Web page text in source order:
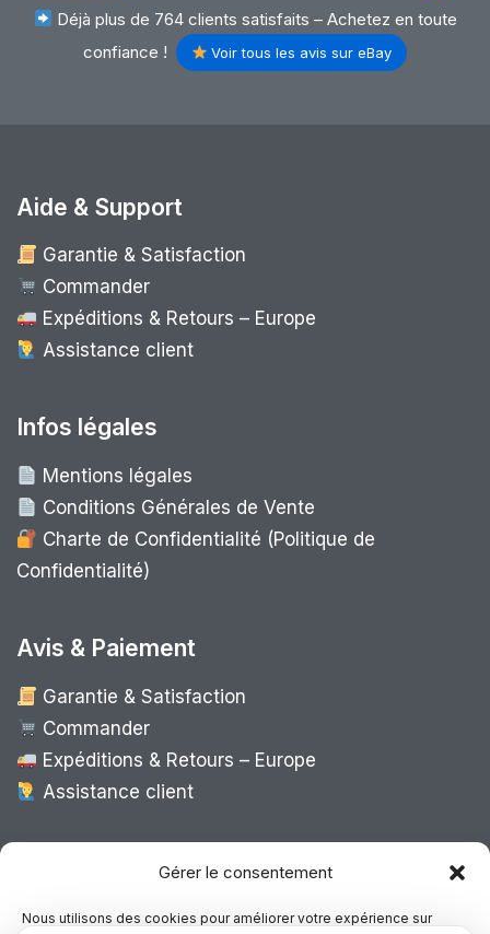
Gérer le consentement
Nous utilisons des cookies pour améliorer votre expérience sur
Déjà plus de 764 clients satisfaits – Achetez en toute
confiance !
Voir tous les avis sur eBay
Aide & Support
Garantie & Satisfaction
Commander
Expéditions & Retours – Europe
Assistance client
Infos légales
Mentions légales
Conditions Générales de Vente
Charte de Confidentialité (Politique de
Confidentialité)
Avis & Paiement
Garantie & Satisfaction
Commander
Expéditions & Retours – Europe
Assistance client
Expédition Europe